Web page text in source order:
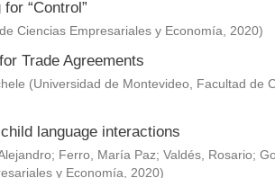
“Control”
Ciencias Empresariales y Economía, 2020)
Trade Agreements
(Universidad de Montevideo, Facultad de
language interactions
; Ferro, María Paz; Valdés, Rosario;
y Economía, 2020)